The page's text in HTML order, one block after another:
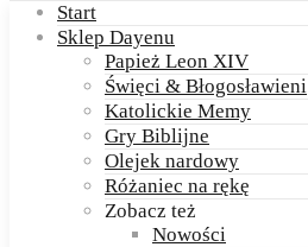
Start
Sklep Dayenu
Papież Leon XIV
Święci & Błogosławieni
Katolickie Memy
Gry Biblijne
Olejek nardowy
Różaniec na rękę
Zobacz też
Nowości